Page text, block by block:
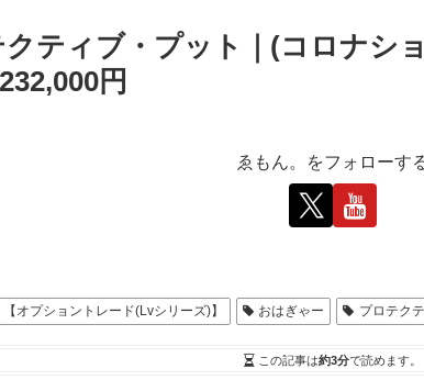
ティブ・プット｜(コロナシ
円
ゑもん。をフォローす
【オプショントレード(Lvシリーズ)】 おはぎゃー プロテク
この記事は約3分で読めます。